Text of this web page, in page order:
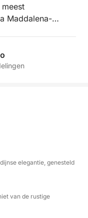
Maddalena-
stranden,
deze tour de
en mediterrane
het elegante
Van daaruit
water van Santa
legendarische
Spiaggia
buitenaards
zijn delicate roze
elegantie, genesteld
van de rustige